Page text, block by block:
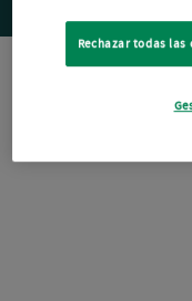
Rechazar todas las